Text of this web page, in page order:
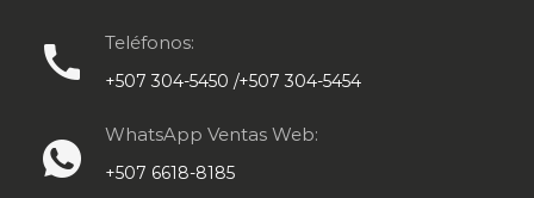
call Teléfonos:
+507 304-5450 /+507 304-5454
WhatsApp Ventas Web:
+507 6618-8185